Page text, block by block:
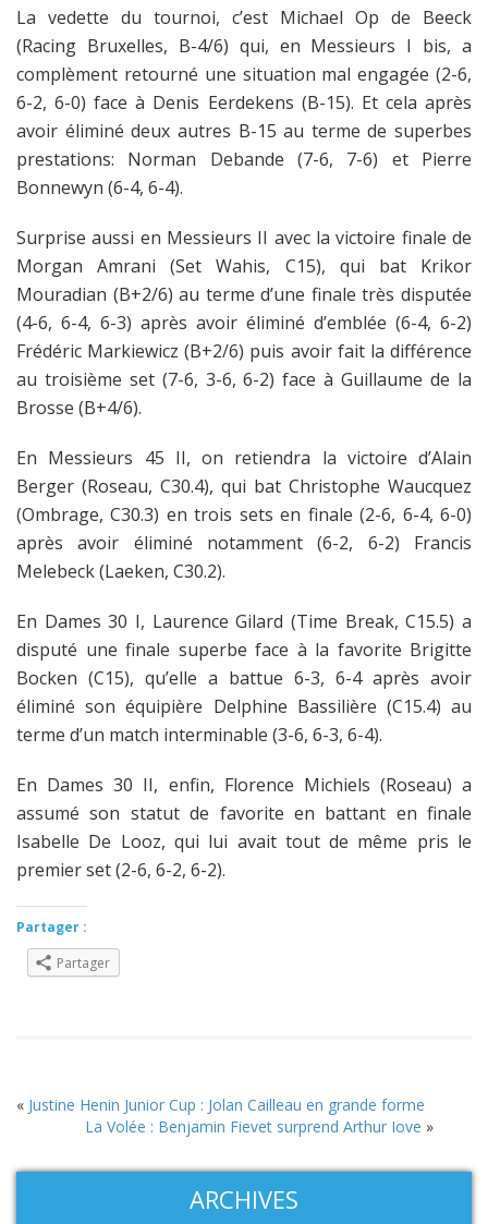
La vedette du tournoi, c’est Michael Op de Beeck
(Racing Bruxelles, B-4/6) qui, en Messieurs I bis, a
complèment retourné une situation mal engagée (2-6,
6-2, 6-0) face à Denis Eerdekens (B-15). Et cela après
avoir éliminé deux autres B-15 au terme de superbes
prestations: Norman Debande (7-6, 7-6) et Pierre
Bonnewyn (6-4, 6-4).
Surprise aussi en Messieurs II avec la victoire finale de
Morgan Amrani (Set Wahis, C15), qui bat Krikor
Mouradian (B+2/6) au terme d’une finale très disputée
(4-6, 6-4, 6-3) après avoir éliminé d’emblée (6-4, 6-2)
Frédéric Markiewicz (B+2/6) puis avoir fait la différence
au troisième set (7-6, 3-6, 6-2) face à Guillaume de la
Brosse (B+4/6).
En Messieurs 45 II, on retiendra la victoire d’Alain
Berger (Roseau, C30.4), qui bat Christophe Waucquez
(Ombrage, C30.3) en trois sets en finale (2-6, 6-4, 6-0)
après avoir éliminé notamment (6-2, 6-2) Francis
Melebeck (Laeken, C30.2).
En Dames 30 I, Laurence Gilard (Time Break, C15.5) a
disputé une finale superbe face à la favorite Brigitte
Bocken (C15), qu’elle a battue 6-3, 6-4 après avoir
éliminé son équipière Delphine Bassilière (C15.4) au
terme d’un match interminable (3-6, 6-3, 6-4).
En Dames 30 II, enfin, Florence Michiels (Roseau) a
assumé son statut de favorite en battant en finale
Isabelle De Looz, qui lui avait tout de même pris le
premier set (2-6, 6-2, 6-2).
Partager :
Partager
« Justine Henin Junior Cup : Jolan Cailleau en grande forme
La Volée : Benjamin Fievet surprend Arthur Iove »
ARCHIVES